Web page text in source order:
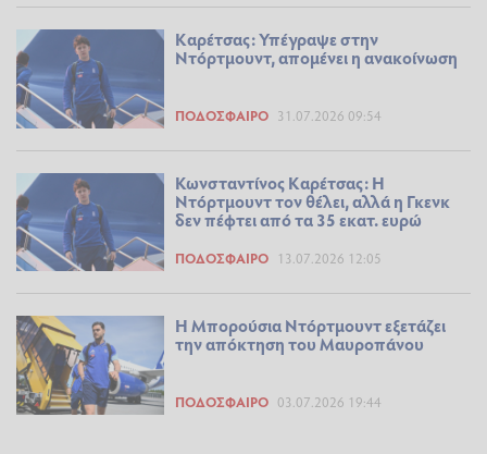
Καρέτσας: Υπέγραψε στην
Ντόρτμουντ, απομένει η ανακοίνωση
ΠΟΔΌΣΦΑΙΡΟ 31.07.2026 09:54
Κωνσταντίνος Καρέτσας: Η
Ντόρτμουντ τον θέλει, αλλά η Γκενκ
δεν πέφτει από τα 35 εκατ. ευρώ
ΠΟΔΌΣΦΑΙΡΟ 13.07.2026 12:05
H Μπορούσια Ντόρτμουντ εξετάζει
την απόκτηση του Μαυροπάνου
ΠΟΔΌΣΦΑΙΡΟ 03.07.2026 19:44